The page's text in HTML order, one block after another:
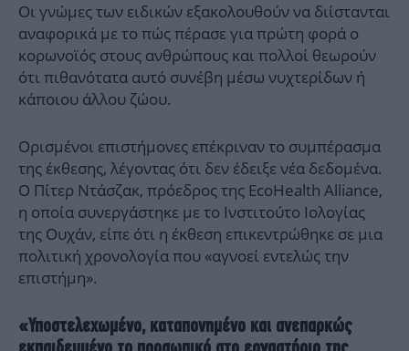
Οι γνώμες των ειδικών εξακολουθούν να διίστανται
αναφορικά με το πώς πέρασε για πρώτη φορά ο
κορωνοϊός στους ανθρώπους και πολλοί θεωρούν
ότι πιθανότατα αυτό συνέβη μέσω νυχτερίδων ή
κάποιου άλλου ζώου.
Ορισμένοι επιστήμονες επέκριναν το συμπέρασμα
της έκθεσης, λέγοντας ότι δεν έδειξε νέα δεδομένα.
Ο Πίτερ Ντάσζακ, πρόεδρος της EcoHealth Alliance,
η οποία συνεργάστηκε με το Ινστιτούτο Ιολογίας
της Ουχάν, είπε ότι η έκθεση επικεντρώθηκε σε μια
πολιτική χρονολογία που «αγνοεί εντελώς την
επιστήμη».
«Υποστελεχωμένο, καταπονημένο και ανεπαρκώς